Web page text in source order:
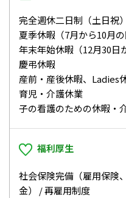
完全週休二日制（土日祝
夏季休暇（7月から10月の
年末年始休暇（12月30日
慶弔休暇
産前・産後休暇、Ladies
育児・介護休業
子の看護のための休暇・
福利厚生
社会保険完備（雇用保険
金） / 再雇用制度